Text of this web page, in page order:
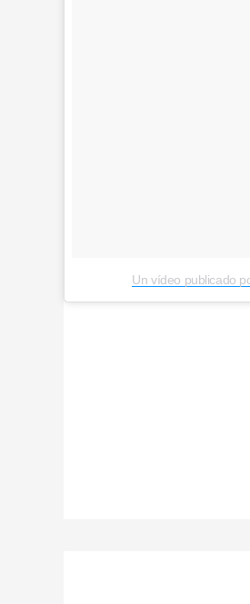
Un vídeo publicado